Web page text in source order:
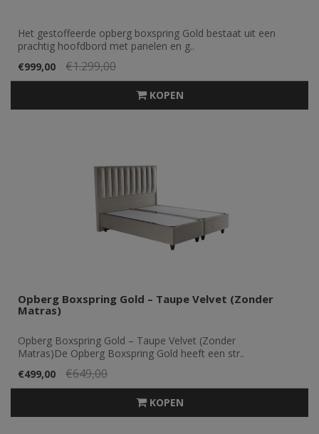
Het gestoffeerde opberg boxspring Gold bestaat uit een
prachtig hoofdbord met panelen en g..
€999,00
€1.299,00
KOPEN
Opberg Boxspring Gold – Taupe Velvet (Zonder
Matras)
Opberg Boxspring Gold – Taupe Velvet (Zonder
Matras)De Opberg Boxspring Gold heeft een str..
€499,00
€649,00
KOPEN